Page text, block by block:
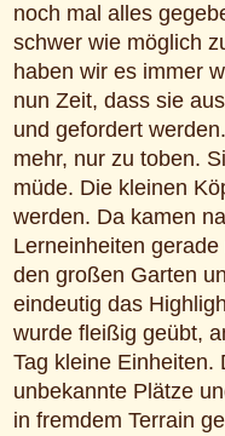
noch mal alles
schwer wie möglich
haben wir es immer
nun Zeit, dass sie
und gefordert
mehr, nur zu toben.
müde. Die kleinen
werden. Da kamen
Lerneinheiten
den großen Garten
eindeutig das
wurde fleißig geübt,
Tag kleine Einheiten.
unbekannte Plätze
in fremdem Terrain